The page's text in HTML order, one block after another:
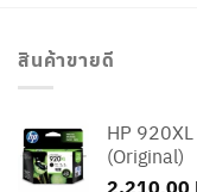
สินค้าขายดี
HP
(Original)